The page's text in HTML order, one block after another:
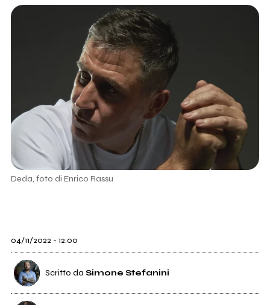
Deda, foto di Enrico Rassu
04/11/2022 - 12:00
Scritto da Simone Stefanini